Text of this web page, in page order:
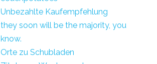
Unbezahlte Kaufempfehlung
they soon will be the majority, you
know.
Orte zu Schubladen